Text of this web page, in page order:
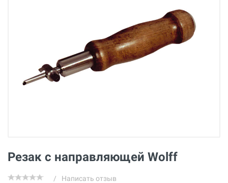
Резак с направляющей Wolff
/ Написать отзыв